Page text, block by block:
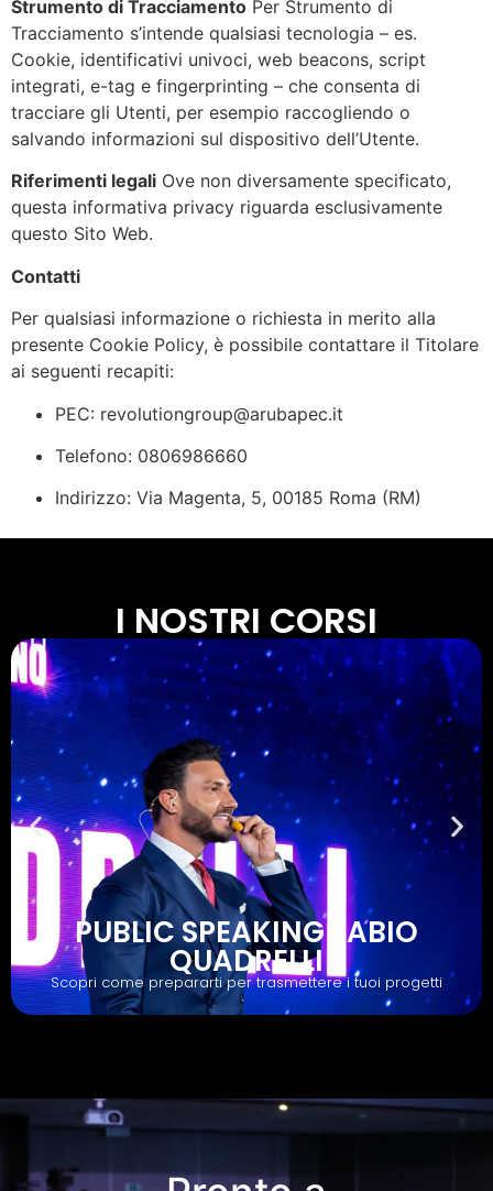
Strumento di Tracciamento Per Strumento di
Tracciamento s’intende qualsiasi tecnologia – es.
Cookie, identificativi univoci, web beacons, script
integrati, e-tag e fingerprinting – che consenta di
tracciare gli Utenti, per esempio raccogliendo o
salvando informazioni sul dispositivo dell’Utente.
Riferimenti legali Ove non diversamente specificato,
questa informativa privacy riguarda esclusivamente
questo Sito Web.
Contatti
Per qualsiasi informazione o richiesta in merito alla
presente Cookie Policy, è possibile contattare il Titolare
ai seguenti recapiti:
PEC: revolutiongroup@arubapec.it
Telefono: 0806986660
Indirizzo: Via Magenta, 5, 00185 Roma (RM)
I NOSTRI CORSI
PUBLIC SPEAKING FABIO
QUADRELLI
Scopri come prepararti per trasmettere i tuoi progetti